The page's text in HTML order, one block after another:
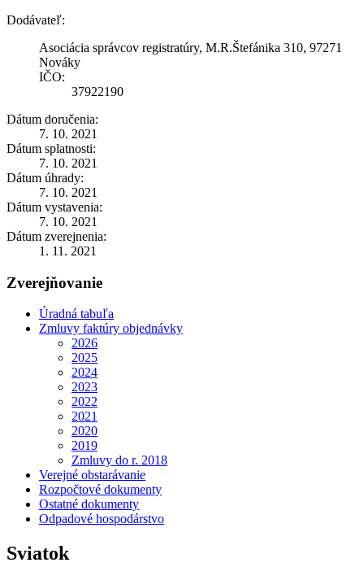
Dodávateľ:
Asociácia správcov registratúry, M.R.Štefánika 310, 97271
Nováky
IČO:
37922190
Dátum doručenia:
7. 10. 2021
Dátum splatnosti:
7. 10. 2021
Dátum úhrady:
7. 10. 2021
Dátum vystavenia:
7. 10. 2021
Dátum zverejnenia:
1. 11. 2021
Zverejňovanie
Úradná tabuľa
Zmluvy faktúry objednávky
2026
2025
2024
2023
2022
2021
2020
2019
Zmluvy do r. 2018
Verejné obstarávanie
Rozpočtové dokumenty
Ostatné dokumenty
Odpadové hospodárstvo
Sviatok